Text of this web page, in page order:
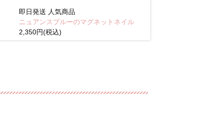
即日発送 人気商品
ニュアンスブルーのマグネットネイル
2,350円(税込)